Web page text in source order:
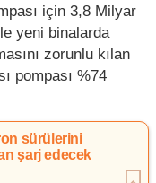
için 3,8 Milyar
yeni binalarda
zorunlu kılan
pompası %74
sürülerini
şarj edecek